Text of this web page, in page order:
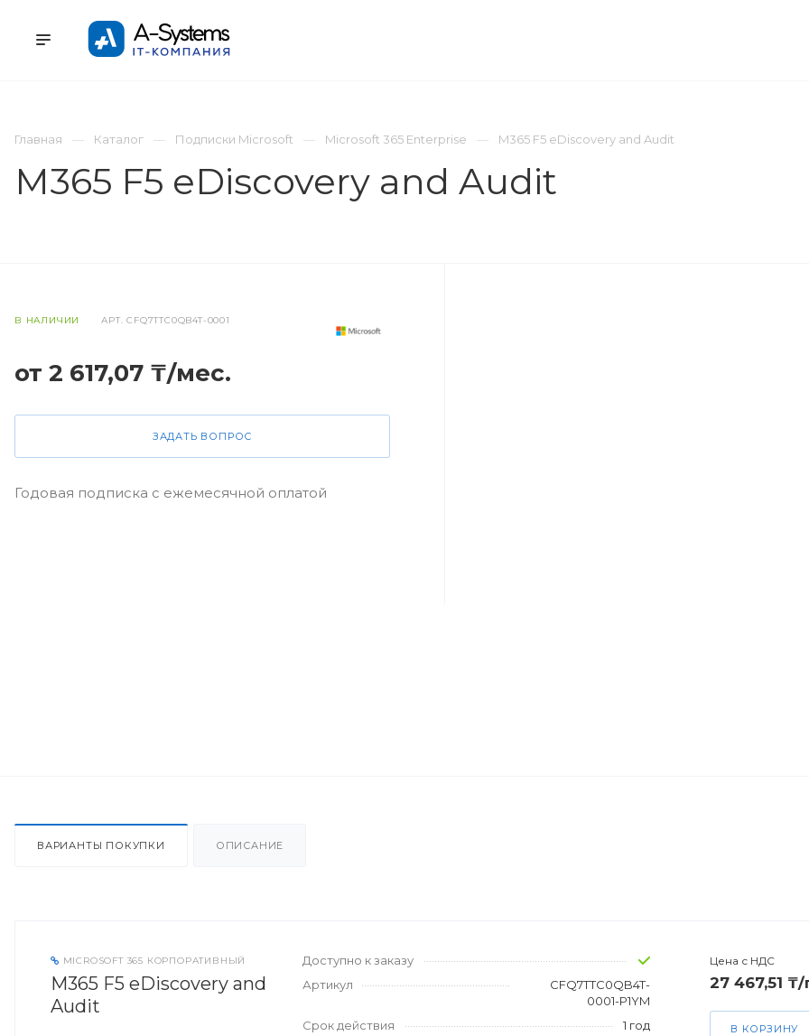
Главная
Каталог Подписки Microsoft Microsoft 365 Enterprise M365 F5 eDiscovery and Audit
M365 F5 eDiscovery and Audit
В НАЛИЧИИ АРТ.CFQ7TTC0QB4T-0001
от 2 617,07 ₸/мес.
ЗАДАТЬ ВОПРОС
Годовая подписка с ежемесячной оплатой
ВАРИАНТЫ ПОКУПКИ ОПИСАНИЕ
MICROSOFT 365 КОРПОРАТИВНЫЙ
M365 F5 eDiscovery and
Audit
Доступно к заказу
Артикул
CFQ7TTC0QB4T-
0001-P1YM
Срок действия
1 год
Цена с НДС
27 467,51
В КОРЗИНУ